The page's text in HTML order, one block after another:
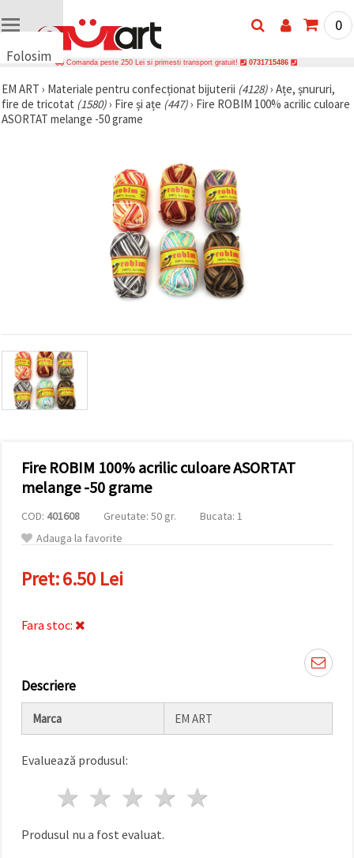
Folosim
uri
🍪 Folosim
cookie-uri
afișa
conținut și
reclame
mai
relevante,
analiză și
marketing.
acord să
utilizați
toate
cookie -
clic pe
"acceptati
indicați
cookie -uri
dat și
făcând clic
pe butonul
"Salvați"
0
Comanda peste 250 Lei si primesti transport gratuit! 0731715486
EM ART › Materiale pentru confecționat bijuterii (4128)› Ațe, șnururi,
fire de tricotat (1580)› Fire și ațe (447)› Fire ROBIM 100% acrilic culoare
ASORTAT melange -50 grame
Fire ROBIM 100% acrilic culoare ASORTAT
melange -50 grame
COD: 401608 Greutate: 50 gr.
Bucata: 1
Adauga la favorite
Pret:6.50 Lei
Fara stoc:
Descriere
Marca EM ART
Evaluează produsul:
4 stele
3 stele
2 stele
1 stea
Produsul nu a fost evaluat.